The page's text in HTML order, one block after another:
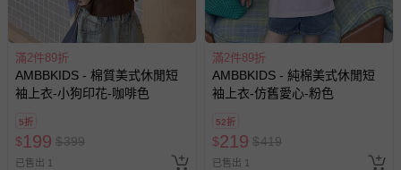
滿2件89折
AMBBKIDS - 棉質美式休閒短
袖上衣-小狗印花-咖啡色
5折
$199 $399
已售出 1
滿2件89折
AMBBKIDS - 純棉美式休閒短
袖上衣-仿舊愛心-粉色
52折
$219 $419
已售出 1